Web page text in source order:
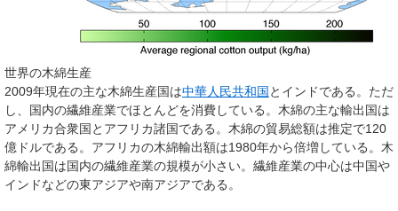
世界の木綿生産
2009年現在の主な木綿生産国は中華人民共和国 とインドである。ただ
し、国内の繊維産業でほとんどを消費している。木綿の主な輸出国は
アメリカ合衆国とアフリカ諸国である。木綿の貿易総額は推定で120
億ドルである。アフリカの木綿輸出額は1980年から倍増している。木
綿輸出国は国内の繊維産業の規模が小さい。繊維産業の中心は中国や
インドなどの東アジアや南アジアである。